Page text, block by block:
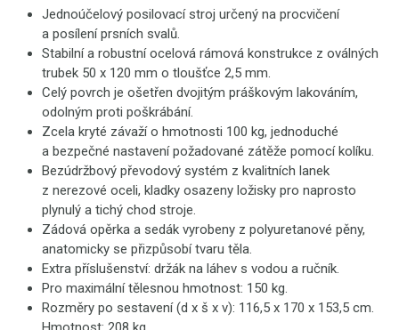
Jednoúčelový posilovací stroj určený na procvičení
a posílení prsních svalů.
Stabilní a robustní ocelová rámová konstrukce z oválných
trubek 50 x 120 mm o tloušťce 2,5 mm.
Celý povrch je ošetřen dvojitým práškovým lakováním,
odolným proti poškrábání.
Zcela kryté závaží o hmotnosti 100 kg, jednoduché
a bezpečné nastavení požadované zátěže pomocí kolíku.
Bezúdržbový převodový systém z kvalitních lanek
z nerezové oceli, kladky osazeny ložisky pro naprosto
plynulý a tichý chod stroje.
Zádová opěrka a sedák vyrobeny z polyuretanové pěny,
anatomicky se přizpůsobí tvaru těla.
Extra příslušenství: držák na láhev s vodou a ručník.
Pro maximální tělesnou hmotnost: 150 kg.
Rozměry po sestavení (d x š x v): 116,5 x 170 x 153,5 cm.